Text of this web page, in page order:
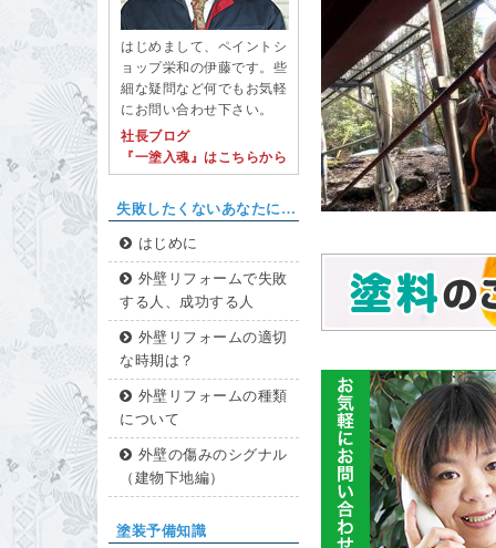
はじめまして、ペイントシ
ョップ栄和の伊藤です。些
細な疑問など何でもお気軽
にお問い合わせ下さい。
社長ブログ
『一塗入魂』はこちらから
失敗したくないあなたに…
はじめに
外壁リフォームで失敗
する人、成功する人
外壁リフォームの適切
な時期は？
外壁リフォームの種類
について
外壁の傷みのシグナル
（建物下地編）
塗装予備知識